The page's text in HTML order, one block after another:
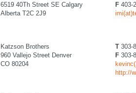
6519 40Th Street SE Calgary
Alberta T2C 2J9
F 403-
Katzson Brothers
960 Vallejo Street Denver
CO 80204
T 303-
F 303-
http://